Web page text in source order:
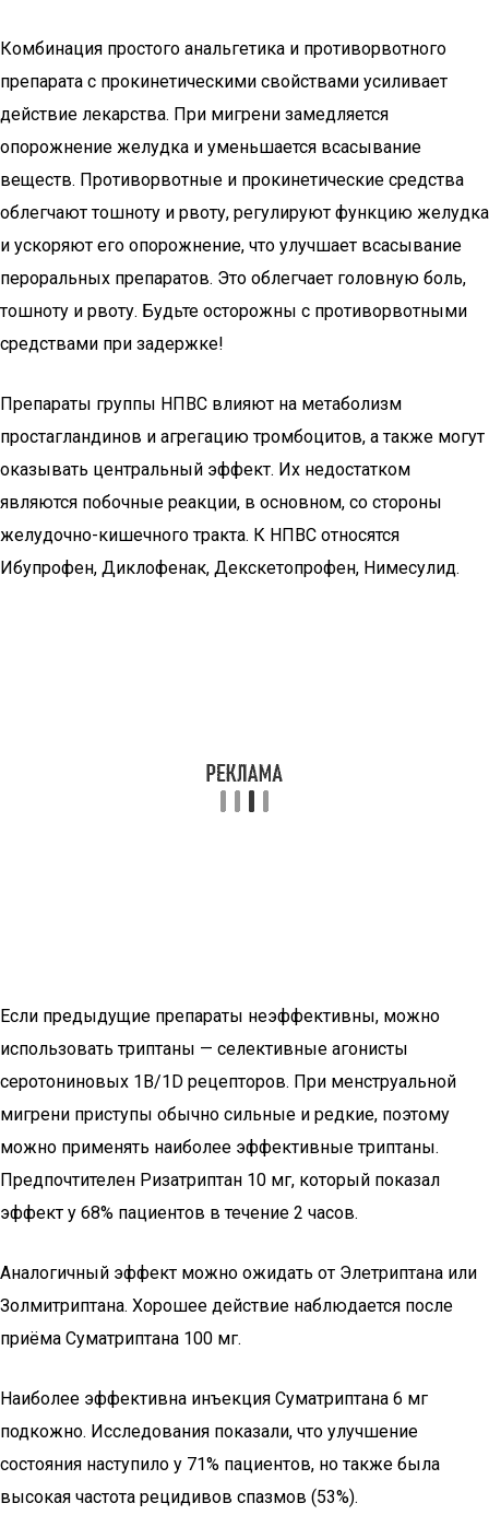
Комбинация простого анальгетика и противорвотного
препарата с прокинетическими свойствами усиливает
действие лекарства. При мигрени замедляется
опорожнение желудка и уменьшается всасывание
веществ. Противорвотные и прокинетические средства
облегчают тошноту и рвоту, регулируют функцию желудка
и ускоряют его опорожнение, что улучшает всасывание
пероральных препаратов. Это облегчает головную боль,
тошноту и рвоту. Будьте осторожны с противорвотными
средствами при задержке!
Препараты группы НПВС влияют на метаболизм
простагландинов и агрегацию тромбоцитов, а также могут
оказывать центральный эффект. Их недостатком
являются побочные реакции, в основном, со стороны
желудочно-кишечного тракта. К НПВС относятся
Ибупрофен, Диклофенак, Декскетопрофен, Нимесулид.
Если предыдущие препараты неэффективны, можно
использовать триптаны — селективные агонисты
серотониновых 1B/1D рецепторов. При менструальной
мигрени приступы обычно сильные и редкие, поэтому
можно применять наиболее эффективные триптаны.
Предпочтителен Ризатриптан 10 мг, который показал
эффект у 68% пациентов в течение 2 часов.
Аналогичный эффект можно ожидать от Элетриптана или
Золмитриптана. Хорошее действие наблюдается после
приёма Суматриптана 100 мг.
Наиболее эффективна инъекция Суматриптана 6 мг
подкожно. Исследования показали, что улучшение
состояния наступило у 71% пациентов, но также была
высокая частота рецидивов спазмов (53%).